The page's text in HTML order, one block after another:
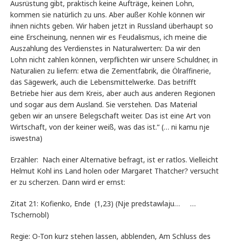
Ausrüstung gibt, praktisch keine Aufträge, keinen Lohn,
kommen sie natürlich zu uns. Aber außer Kohle können wir
ihnen nichts geben. Wir haben jetzt in Russland überhaupt so
eine Erscheinung, nennen wir es Feudalismus, ich meine die
Auszahlung des Verdienstes in Naturalwerten: Da wir den
Lohn nicht zahlen können, verpflichten wir unsere Schuldner, in
Naturalien zu liefern: etwa die Zementfabrik, die Ölraffinerie,
das Sägewerk, auch die Lebensmittelwerke. Das betrifft
Betriebe hier aus dem Kreis, aber auch aus anderen Regionen
und sogar aus dem Ausland. Sie verstehen. Das Material
geben wir an unsere Belegschaft weiter. Das ist eine Art von
Wirtschaft, von der keiner weiß, was das ist.“ (… ni kamu nje
iswestna)
Erzähler: Nach einer Alternative befragt, ist er ratlos. Vielleicht
Helmut Kohl ins Land holen oder Margaret Thatcher? versucht
er zu scherzen. Dann wird er ernst:
Zitat 21: Kofienko, Ende (1,23) (Nje predstawlaju… …
Tschernobl)
Regie: O-Ton kurz stehen lassen, abblenden, Am Schluss des